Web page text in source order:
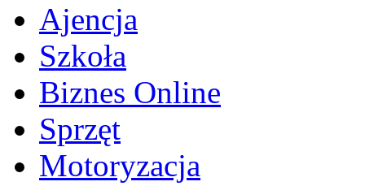
Ajencja
Szkoła
Biznes Online
Sprzęt
Motoryzacja